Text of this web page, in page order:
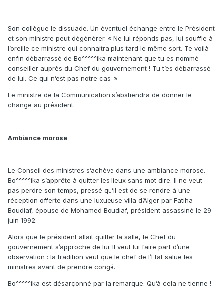
Son collègue le dissuade. Un éventuel échange entre le Président
et son ministre peut dégénérer. « Ne lui réponds pas, lui souffle à
l’oreille ce ministre qui connaitra plus tard le même sort. Te voilà
enfin débarrassé de Bo^^^^^ika maintenant que tu es nommé
conseiller auprès du Chef du gouvernement ! Tu t’es débarrassé
de lui. Ce qui n’est pas notre cas. »
Le ministre de la Communication s’abstiendra de donner le
change au président.
Ambiance morose
Le Conseil des ministres s’achève dans une ambiance morose.
Bo^^^^^ika s’apprête à quitter les lieux sans mot dire. Il ne veut
pas perdre son temps, pressé qu’il est de se rendre à une
réception offerte dans une luxueuse villa d’Alger par Fatiha
Boudiaf, épouse de Mohamed Boudiaf, président assassiné le 29
juin 1992.
Alors que le président allait quitter la salle, le Chef du
gouvernement s’approche de lui. Il veut lui faire part d’une
observation : la tradition veut que le chef de l’Etat salue les
ministres avant de prendre congé.
Bo^^^^^ika est désarçonné par la remarque. Qu’à cela ne tienne !